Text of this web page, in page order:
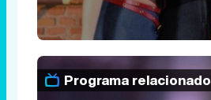
Programa relacionado